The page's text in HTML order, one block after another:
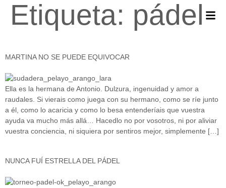
Etiqueta: pádel
MARTINA NO SE PUEDE EQUIVOCAR
Ella es la hermana de Antonio. Dulzura, ingenuidad y amor a
raudales. Si vierais como juega con su hermano, como se ríe junto
a él, como lo acaricia y como lo besa entenderíais que vuestra
ayuda va mucho más allá… Hacedlo no por vosotros, ni por aliviar
vuestra conciencia, ni siquiera por sentiros mejor, simplemente […]
NUNCA FUÍ ESTRELLA DEL PÁDEL